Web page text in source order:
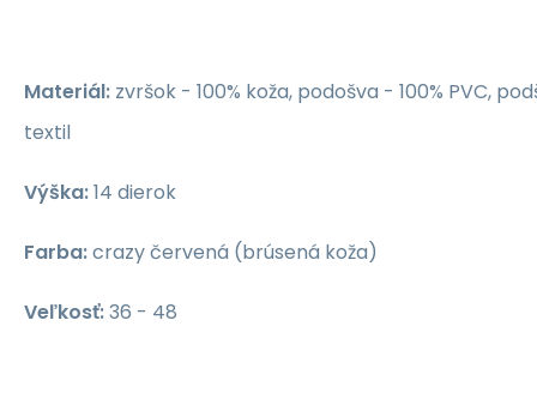
Materiál: zvršok - 100% koža, podošva - 100% PVC,
textil
Výška:14 dierok
Farba:crazy červená (brúsená koža)
Veľkosť:36 - 48